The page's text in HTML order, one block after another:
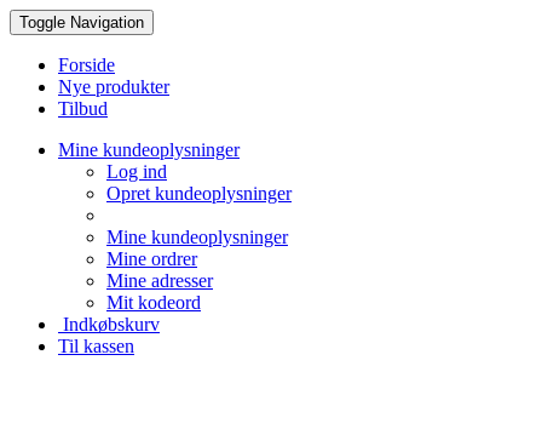
Toggle Navigation
Forside
Nye produkter
Tilbud
Mine kundeoplysninger
Log ind
Opret kundeoplysninger
Mine kundeoplysninger
Mine ordrer
Mine adresser
Mit kodeord
Indkøbskurv
Til kassen